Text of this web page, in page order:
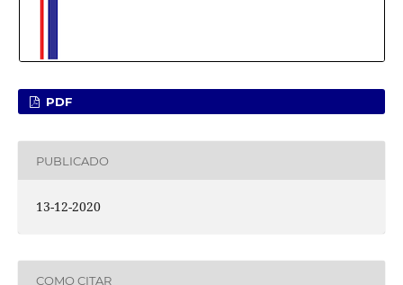
PDF
PUBLICADO
13-12-2020
COMO CITAR